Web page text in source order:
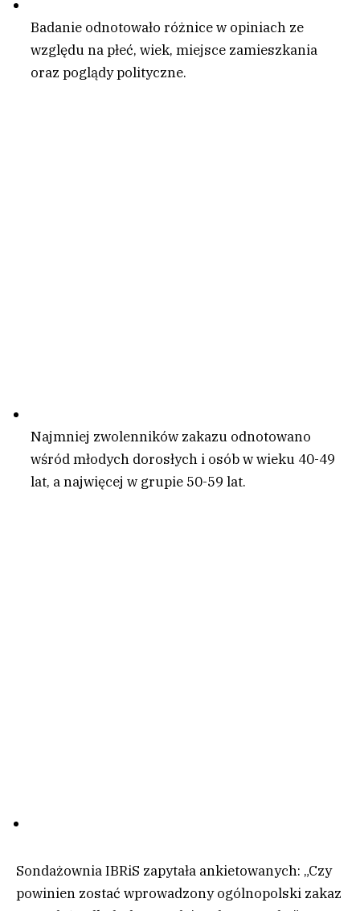
Badanie odnotowało różnice w opiniach ze
względu na płeć, wiek, miejsce zamieszkania
oraz poglądy polityczne.
Najmniej zwolenników zakazu odnotowano
wśród młodych dorosłych i osób w wieku 40-49
lat, a najwięcej w grupie 50-59 lat.
Sondażownia IBRiS zapytała ankietowanych: „Czy
powinien zostać wprowadzony ogólnopolski zakaz